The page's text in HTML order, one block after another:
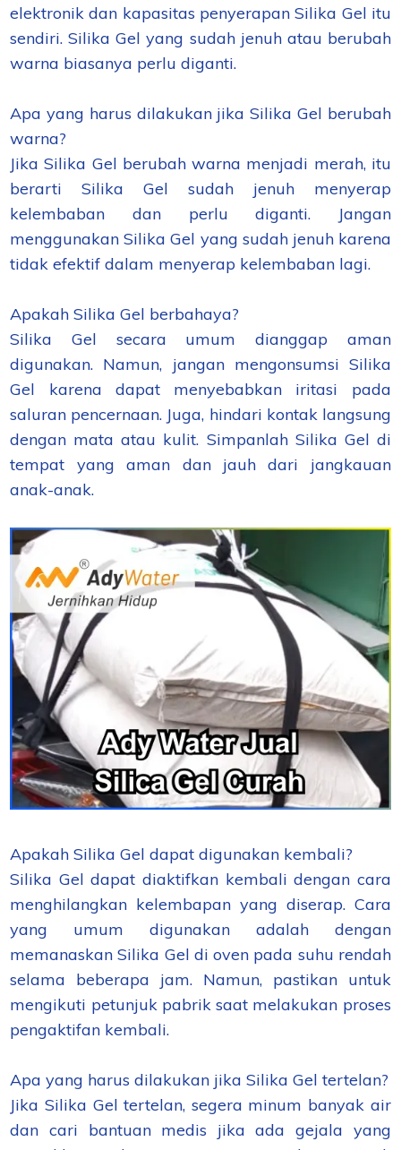
elektronik dan kapasitas penyerapan Silika Gel itu
sendiri. Silika Gel yang sudah jenuh atau berubah
warna biasanya perlu diganti.
Apa yang harus dilakukan jika Silika Gel berubah
warna?
Jika Silika Gel berubah warna menjadi merah, itu
berarti Silika Gel sudah jenuh menyerap
kelembaban dan perlu diganti. Jangan
menggunakan Silika Gel yang sudah jenuh karena
tidak efektif dalam menyerap kelembaban lagi.
Apakah Silika Gel berbahaya?
Silika Gel secara umum dianggap aman
digunakan. Namun, jangan mengonsumsi Silika
Gel karena dapat menyebabkan iritasi pada
saluran pencernaan. Juga, hindari kontak langsung
dengan mata atau kulit. Simpanlah Silika Gel di
tempat yang aman dan jauh dari jangkauan
anak-anak.
Apakah Silika Gel dapat digunakan kembali?
Silika Gel dapat diaktifkan kembali dengan cara
menghilangkan kelembapan yang diserap. Cara
yang umum digunakan adalah dengan
memanaskan Silika Gel di oven pada suhu rendah
selama beberapa jam. Namun, pastikan untuk
mengikuti petunjuk pabrik saat melakukan proses
pengaktifan kembali.
Apa yang harus dilakukan jika Silika Gel tertelan?
Jika Silika Gel tertelan, segera minum banyak air
dan cari bantuan medis jika ada gejala yang